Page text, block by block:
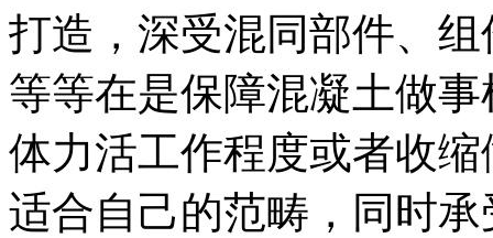
打造，深受混同部件、
等等在是保障混凝土做
体力活工作程度或者收
适合自己的范畴，同时